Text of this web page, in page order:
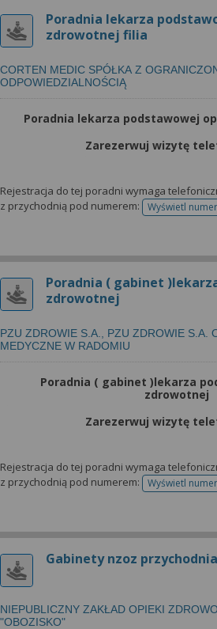
Poradnia lekarza
zdrowotnej filia
CORTEN MEDIC SPÓŁKA Z
ODPOWIEDZIALNOŚCIĄ
Poradnia lekarza podstawowej
Zarezerwuj wizytę
Rejestracja do tej poradni wymaga
z przychodnią pod numerem:
Wyświetl numer
Poradnia ( gabinet
zdrowotnej
PZU ZDROWIE S.A., PZU ZDROWIE S.A.
MEDYCZNE W RADOMIU
Poradnia ( gabinet )lekarza
zdrowotnej
Zarezerwuj wizytę
Rejestracja do tej poradni wymaga
z przychodnią pod numerem:
Wyświetl numer
Gabinety nzoz
NIEPUBLICZNY ZAKŁAD OPIEKI ZDROWOTNEJ PRZYCHODNIA
"OBOZISKO"